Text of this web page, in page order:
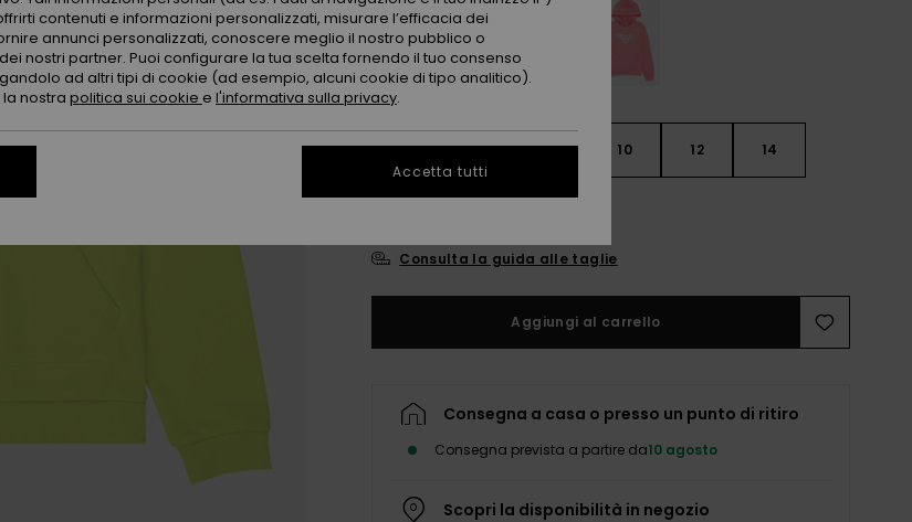
4 6 8 10 12 14
Consulta la guida alle taglie
Aggiungi al carrello
Consegna a casa o presso un punto di ritiro
Consegna prevista a partire da10 agosto
Scopri la disponibilità in negozio
contenuti e informazioni personalizzati, misurare l’efficacia dei
annunci personalizzati, conoscere meglio il nostro pubblico o
nostri partner. Puoi configurare la tua scelta fornendo il tuo consenso
ad altri tipi di cookie (ad esempio, alcuni cookie di tipo analitico).
nostra politica sui cookie e l'informativa sulla privacy.
Accetta tutti